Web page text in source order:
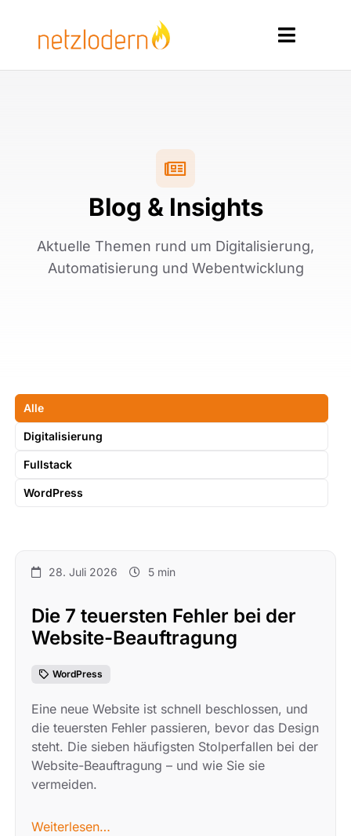
springen
Toggle
Kontakt
Blog & Insights
Aktuelle Themen rund um Digitalisierung,
Automatisierung und Webentwicklung
Alle
Digitalisierung
Fullstack
WordPress
28. Juli 2026 5 min
Die 7 teuersten Fehler bei der
Website-Beauftragung
WordPress
Eine neue Website ist schnell beschlossen, und
die teuersten Fehler passieren, bevor das Design
steht. Die sieben häufigsten Stolperfallen bei der
Website-Beauftragung – und wie Sie sie
vermeiden.
Weiterlesen…